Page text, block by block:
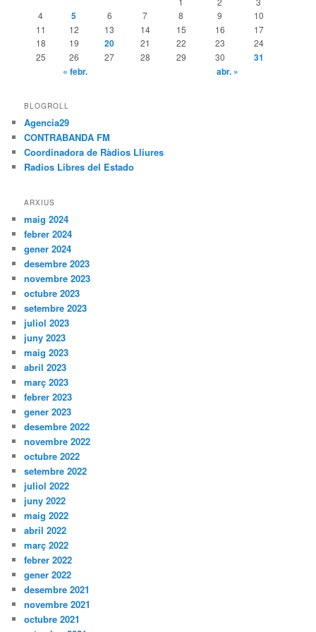
4
5 6 7 8 9
10
11
12 13 14 15 16
17
18
19 20 21 22 23
24
25
26 27 28 29 30
31
« febr.
abr. »
BLOGROLL
Agencia29
CONTRABANDA FM
Coordinadora de Ràdios Lliures
Radios Libres del Estado
ARXIUS
maig 2024
febrer 2024
gener 2024
desembre 2023
novembre 2023
octubre 2023
setembre 2023
juliol 2023
juny 2023
maig 2023
abril 2023
març 2023
febrer 2023
gener 2023
desembre 2022
novembre 2022
octubre 2022
setembre 2022
juliol 2022
juny 2022
maig 2022
abril 2022
març 2022
febrer 2022
gener 2022
desembre 2021
novembre 2021
octubre 2021